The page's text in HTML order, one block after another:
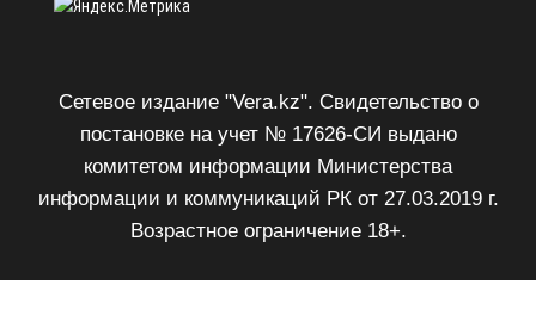
Сетевое издание "Vera.kz". Свидетельство о
постановке на учет № 17626-СИ выдано
комитетом информации Министерства
информации и коммуникаций РК от 27.03.2019 г.
Возрастное ограничение 18+.